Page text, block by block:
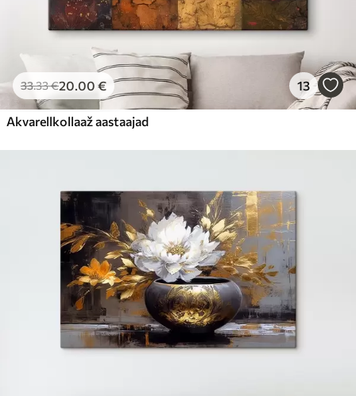
33.33€20.00 € 13
Akvarellkollaaž aastaajad